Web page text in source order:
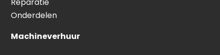
Reparatie
Onderdelen
Machineverhuur